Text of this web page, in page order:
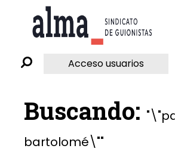
Acceso usuarios
Buscando:
bartolomé\""